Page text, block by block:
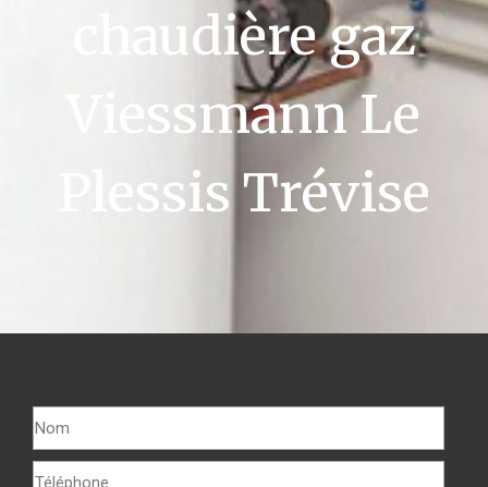
chaudière gaz
Viessmann Le
Plessis Trévise